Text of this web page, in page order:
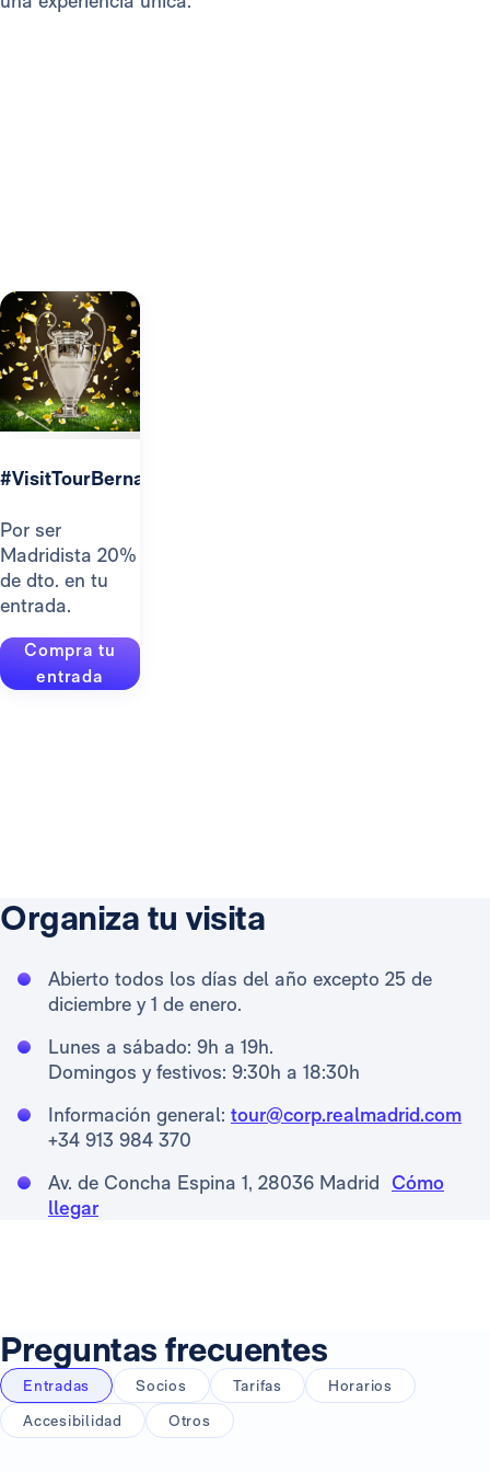
#VisitTourBernabeu
Por ser
Madridista 20%
de dto. en tu
entrada.
Compra tu
entrada
Organiza tu visita
Abierto todos los días del año excepto 25 de
diciembre y 1 de enero.
Lunes a sábado: 9h a 19h.
Domingos y festivos: 9:30h a 18:30h
Información general: tour@corp.realmadrid.com
+34 913 984 370
Av. de Concha Espina 1, 28036 Madrid Cómo
llegar
Preguntas frecuentes
Entradas Socios Tarifas
Horarios
Accesibilidad
Otros